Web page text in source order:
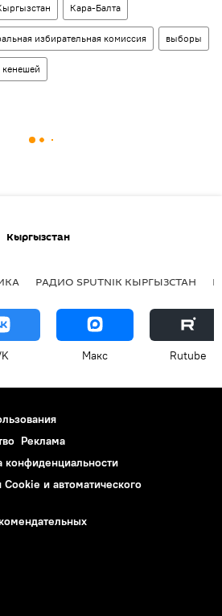
Кара-Балта
избирательная комиссия выборы
Кыргызстан
РАДИО SPUTNIK КЫРГЫЗСТАН
Макс Rutube
Реклама
конфиденциальности
и автоматического